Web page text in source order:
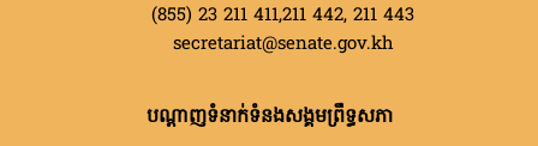
(855) 23 211 411,211 442, 211 443
secretariat@senate.gov.kh
បណ្តាញទំនាក់ទំនងសង្គមព្រឹទ្ធសភា